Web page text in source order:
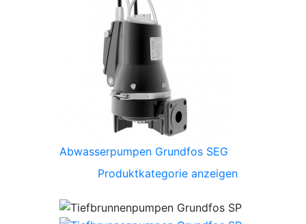
Abwasserpumpen Grundfos SEG
Produktkategorie anzeigen